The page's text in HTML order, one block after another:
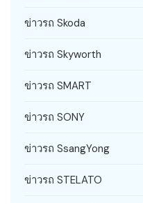
ข่าวรถ Skoda
ข่าวรถ Skyworth
ข่าวรถ SMART
ข่าวรถ SONY
ข่าวรถ SsangYong
ข่าวรถ STELATO